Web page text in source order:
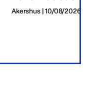
Akershus | 10/08/2026